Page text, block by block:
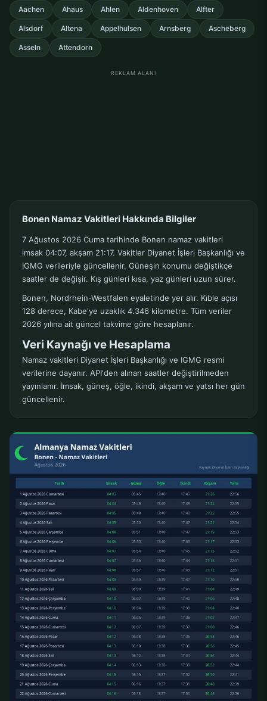
Aachen Ahaus Ahlen Aldenhoven Alfter
Alsdorf Altena Appelhulsen Arnsberg Ascheberg
Asseln Attendorn
REKLAM ALANI
Bonen Namaz Vakitleri Hakkında Bilgiler
7 Ağustos 2026 Cuma tarihinde Bonen namaz vakitleri
imsak 04:07, akşam 21:17. Vakitler Diyanet İşleri Başkanlığı ve
IGMG verileriyle güncellenir. Güneşin konumu değiştikçe
saatler de değişir. Kış günleri kısa, yaz günleri uzun sürer.
Bonen, Nordrhein-Westfalen eyaletinde yer alır. Kıble açısı
128 derece, Kabe'ye uzaklık 4.346 kilometre. Tüm veriler
2026 yılına ait güncel takvime göre hesaplanır.
Veri Kaynağı ve Hesaplama
Namaz vakitleri Diyanet İşleri Başkanlığı ve IGMG resmi
verilerine dayanır. API'den alınan saatler değiştirilmeden
yayınlanır. İmsak, güneş, öğle, ikindi, akşam ve yatsı her gün
güncellenir.